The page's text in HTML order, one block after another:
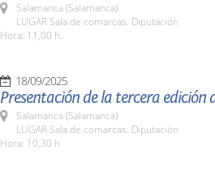
Salamanca (Salamanca)
LUGAR Sala de comarcas. Diputación
Hora: 11,00 h.
18/09/2025
Presentación de la tercera edición
Salamanca (Salamanca)
LUGAR Sala de comarcas. Diputación
Hora: 10,30 h